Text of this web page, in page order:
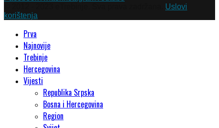
Uslovi
korištenja
Prva
Najnovije
Trebinje
Hercegovina
Vijesti
Republika Srpska
Bosna i Hercegovina
Region